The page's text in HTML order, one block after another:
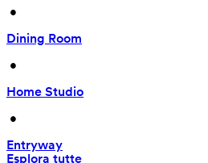
•
Dining Room
•
Home Studio
•
Entryway
Esplora tutte